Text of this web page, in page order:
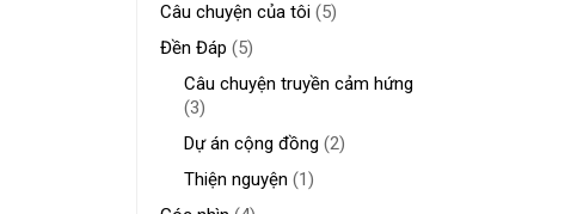
Câu chuyện của tôi(5)
Đền Đáp (5)
Câu chuyện truyền cảm hứng
(3)
Dự án cộng đồng (2)
Thiện nguyện (1)